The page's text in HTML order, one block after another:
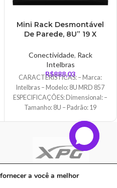
Mini Rack Desmontável
De Parede, 8U” 19 X
857
Conectividade, Rack
Intelbras
R$888,03
CARACTERÍSTICAS: – Marca:
Intelbras – Modelo: 8U MRD 857
ESPECIFICAÇÕES: Dimensional: –
Tamanho: 8U – Padrão: 19
a você a melhor